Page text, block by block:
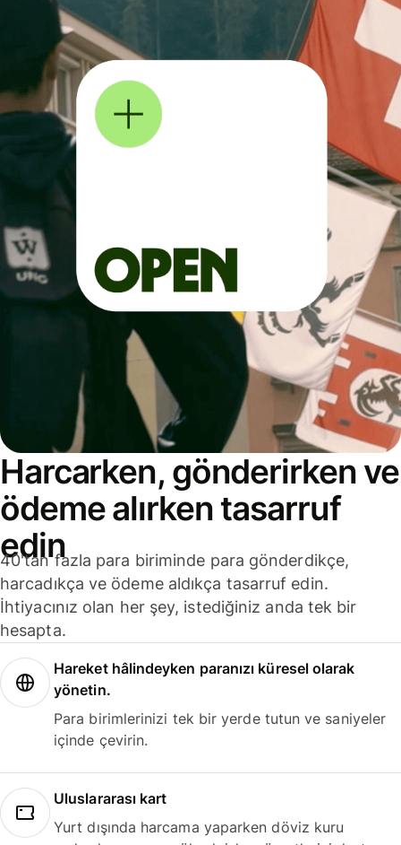
Harcarken, gönderirken ve
ödeme alırken tasarruf
edin
40'tan fazla para biriminde para gönderdikçe,
harcadıkça ve ödeme aldıkça tasarruf edin.
İhtiyacınız olan her şey, istediğiniz anda tek bir
hesapta.
Hareket hâlindeyken paranızı küresel olarak
yönetin.
Para birimlerinizi tek bir yerde tutun ve saniyeler
içinde çevirin.
Uluslararası kart
Yurt dışında harcama yaparken döviz kuru